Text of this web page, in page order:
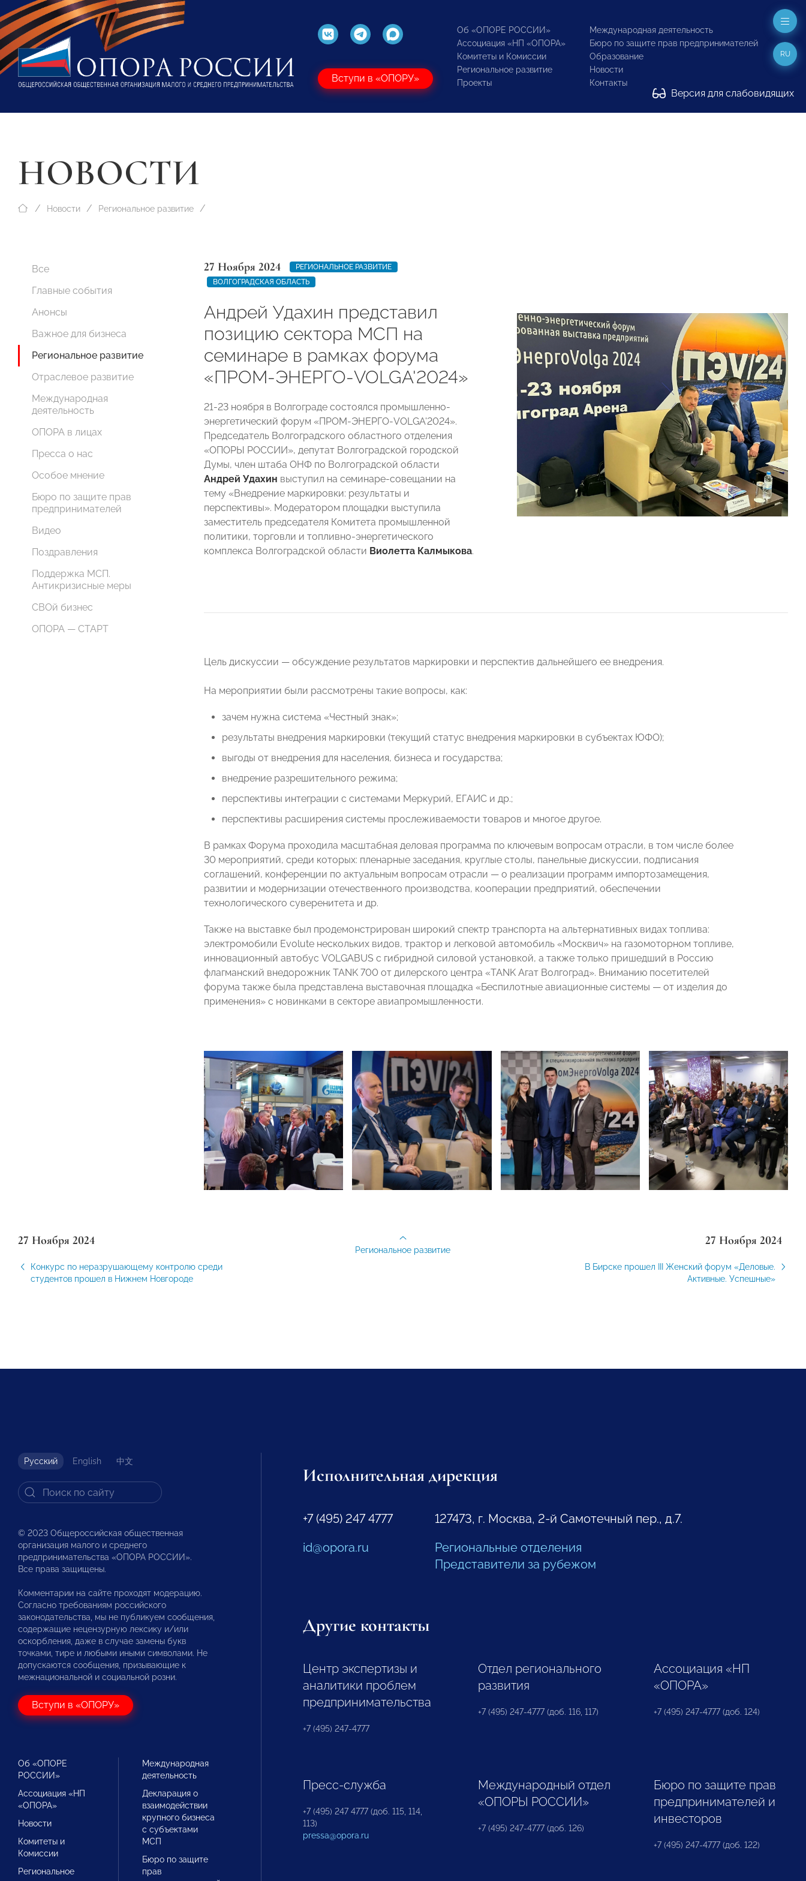
Вступи в «ОПОРУ»
Об «ОПОРЕ РОССИИ»
Ассоциация «НП «ОПОРА»
Комитеты и Комиссии
Региональное развитие
Проекты
Международная деятельность
Бюро по защите прав предпринимателей
Образование
Новости
Контакты
Версия для слабовидящих
RU
НОВОСТИ
Новости Региональное развитие
Все
Главные события
Анонсы
Важное для бизнеса
Региональное развитие
Отраслевое развитие
Международная
деятельность
ОПОРА в лицах
Пресса о нас
Особое мнение
Бюро по защите прав
предпринимателей
Видео
Поздравления
Поддержка МСП.
Антикризисные меры
СВОй бизнес
ОПОРА — СТАРТ
27 Ноября 2024
РЕГИОНАЛЬНОЕ РАЗВИТИЕ
ВОЛГОГРАДСКАЯ ОБЛАСТЬ
Андрей Удахин представил
позицию сектора МСП на
семинаре в рамках форума
«ПРОМ-ЭНЕРГО-VOLGA'2024»
21-23 ноября в Волгограде состоялся промышленно-
энергетический форум «ПРОМ-ЭНЕРГО-VOLGA'2024».
Председатель Волгоградского областного отделения
«ОПОРЫ РОССИИ», депутат Волгоградской городской
Думы, член штаба ОНФ по Волгоградской области
Андрей Удахин выступил на семинаре-совещании на
тему «Внедрение маркировки: результаты и
перспективы». Модератором площадки выступила
заместитель председателя Комитета промышленной
политики, торговли и топливно-энергетического
комплекса Волгоградской области Виолетта Калмыкова.
Цель дискуссии — обсуждение результатов маркировки и перспектив дальнейшего ее внедрения.
На мероприятии были рассмотрены такие вопросы, как:
зачем нужна система «Честный знак»;
результаты внедрения маркировки (текущий статус внедрения маркировки в субъектах ЮФО);
выгоды от внедрения для населения, бизнеса и государства;
внедрение разрешительного режима;
перспективы интеграции с системами Меркурий, ЕГАИС и др.;
перспективы расширения системы прослеживаемости товаров и многое другое.
В рамках Форума проходила масштабная деловая программа по ключевым вопросам отрасли, в том числе более
30 мероприятий, среди которых: пленарные заседания, круглые столы, панельные дискуссии, подписания
соглашений, конференции по актуальным вопросам отрасли — о реализации программ импортозамещения,
развитии и модернизации отечественного производства, кооперации предприятий, обеспечении
технологического суверенитета и др.
Также на выставке был продемонстрирован широкий спектр транспорта на альтернативных видах топлива:
электромобили Evolute нескольких видов, трактор и легковой автомобиль «Москвич» на газомоторном топливе,
инновационный автобус VOLGABUS с гибридной силовой установкой, а также только пришедший в Россию
флагманский внедорожник TANK 700 от дилерского центра «TANK Агат Волгоград». Вниманию посетителей
форума также была представлена выставочная площадка «Беспилотные авиационные системы — от изделия до
применения» с новинками в секторе авиапромышленности.
27 Ноября 2024
Конкурс по неразрушающему контролю среди
студентов прошел в Нижнем Новгороде
27 Ноября 2024
В Бирске прошел III Женский форум «Деловые.
Активные. Успешные»
Региональное развитие
Русский English 中文
© 2023 Общероссийская общественная
организация малого и среднего
предпринимательства «ОПОРА РОССИИ».
Все права защищены.
Комментарии на сайте проходят модерацию.
Согласно требованиям российского
законодательства, мы не публикуем сообщения,
содержащие нецензурную лексику и/или
оскорбления, даже в случае замены букв
точками, тире и любыми иными символами. Не
допускаются сообщения, призывающие к
межнациональной и социальной розни.
Вступи в «ОПОРУ»
Об «ОПОРЕ
РОССИИ»
Ассоциация «НП
«ОПОРА»
Новости
Комитеты и
Комиссии
Региональное
Международная
деятельность
Декларация о
взаимодействии
крупного бизнеса
с субъектами
МСП
Бюро по защите
прав
Исполнительная дирекция
+7 (495) 247 4777
id@opora.ru
127473, г. Москва, 2-й Самотечный пер., д.7.
Региональные отделения
Представители за рубежом
Другие контакты
Центр экспертизы и
аналитики проблем
предпринимательства
+7 (495) 247-4777
Отдел регионального
развития
+7 (495) 247-4777 (доб. 116, 117)
Ассоциация «НП
«ОПОРА»
+7 (495) 247-4777 (доб. 124)
Пресс-служба
+7 (495) 247 4777 (доб. 115, 114,
113)
pressa@opora.ru
Международный отдел
«ОПОРЫ РОССИИ»
+7 (495) 247-4777 (доб. 126)
Бюро по защите прав
предпринимателей и
инвесторов
+7 (495) 247-4777 (доб. 122)